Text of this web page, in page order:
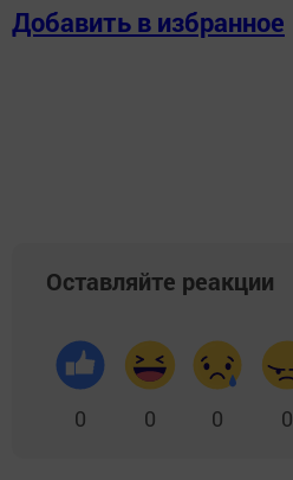
Добавить в избранное
Оставляйте реакции
0 0 0 0